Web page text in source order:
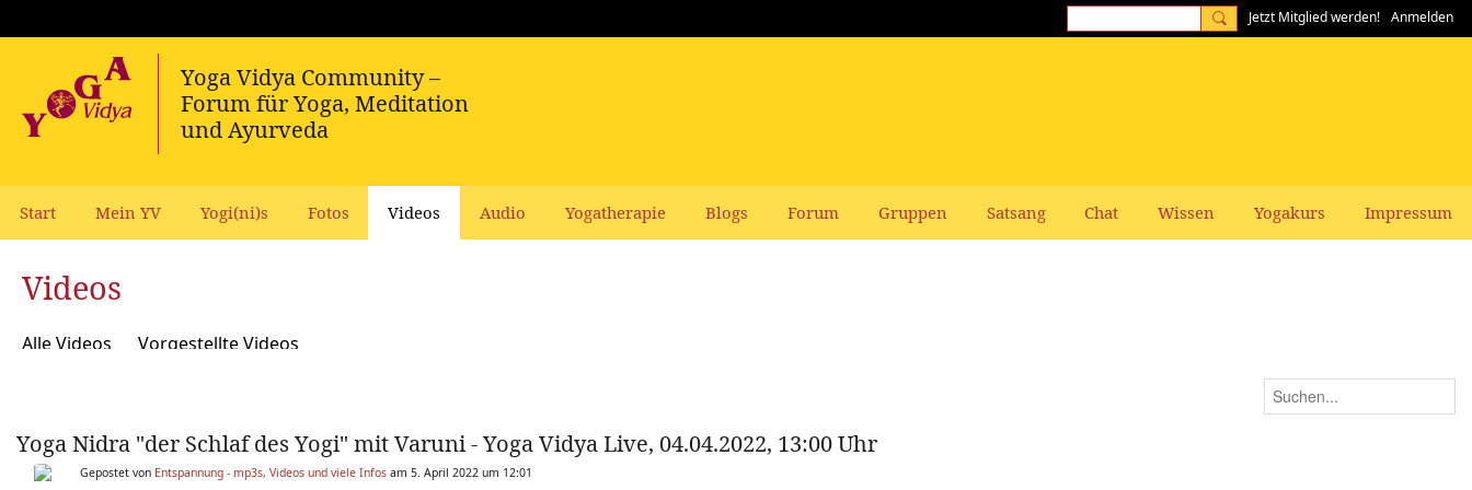
Jetzt Mitglied werden! Anmelden
Start Mein YV Yogi(ni)s Fotos Videos Audio Yogatherapie Blogs Forum Gruppen Satsang Chat Wissen Yogakurs Impressum
Videos
Alle Videos Vorgestellte Videos
Yoga Nidra "der Schlaf des Yogi" mit Varuni - Yoga Vidya Live, 04.04.2022, 13:00 Uhr
Gepostet von Entspannung - mp3s, Videos und viele Infos am 5. April 2022 um 12:01